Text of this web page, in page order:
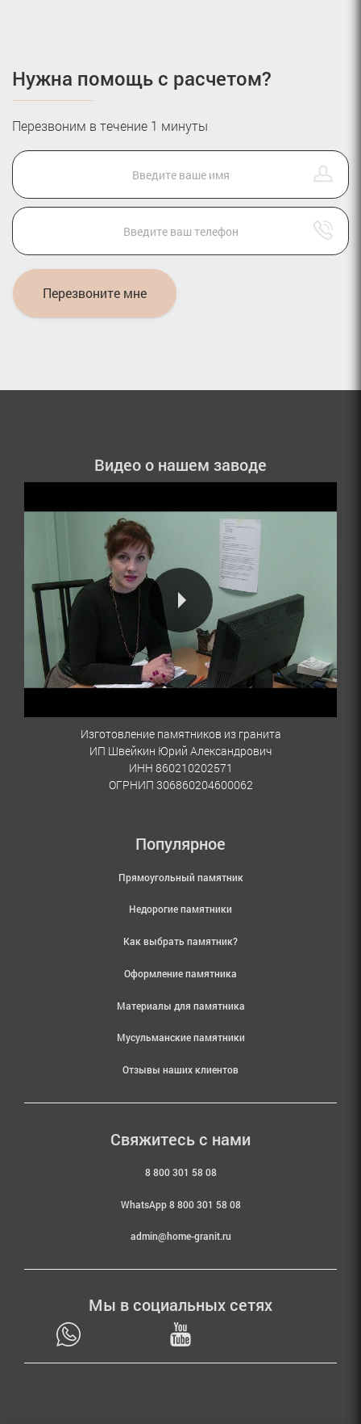
Нужна помощь с расчетом?
Перезвоним в течение 1 минуты
Перезвоните мне
Видео о нашем заводе
Изготовление памятников из гранита
ИП Швейкин Юрий Александрович
ИНН 860210202571
ОГРНИП 306860204600062
Популярное
Прямоугольный памятник
Недорогие памятники
Как выбрать памятник?
Оформление памятника
Материалы для памятника
Мусульманские памятники
Отзывы наших клиентов
Свяжитесь с нами
8 800 301 58 08
WhatsApp 8 800 301 58 08
admin@home-granit.ru
Мы в социальных сетях